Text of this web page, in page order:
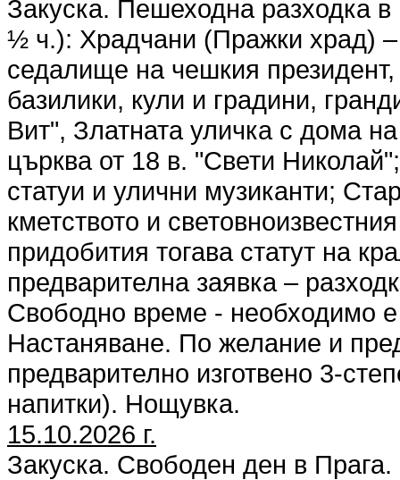
Закуска. Пешеходна разходка
½ ч.): Храдчани (Пражки храд)
седалище на чешкия
базилики, кули и градини,
Вит", Златната уличка с дома
църква от 18 в. "Свети
статуи и улични музиканти;
кметството и
придобития тогава статут на
предварителна заявка –
Свободно време - необходимо е
Настаняване. По желание и
предварително изготвено 3-
напитки). Нощувка.
15.10.2026 г.
Закуска. Свободен ден в